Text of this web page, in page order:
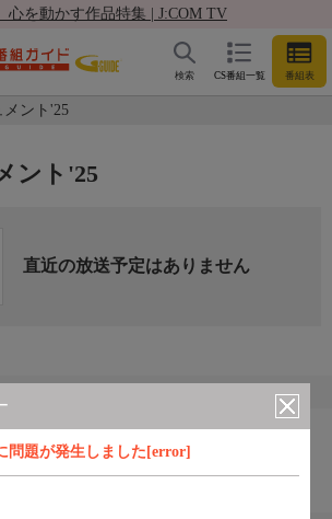
心を動かす作品特集 | J:COM TV
CS番組一覧 番組表
検索
メント'25
問題が発生しました[error]
ント'25
直近の放送予定はありません
すすめ番組